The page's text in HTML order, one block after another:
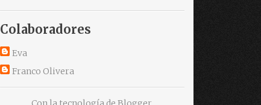
Colaboradores
Eva
Franco Olivera